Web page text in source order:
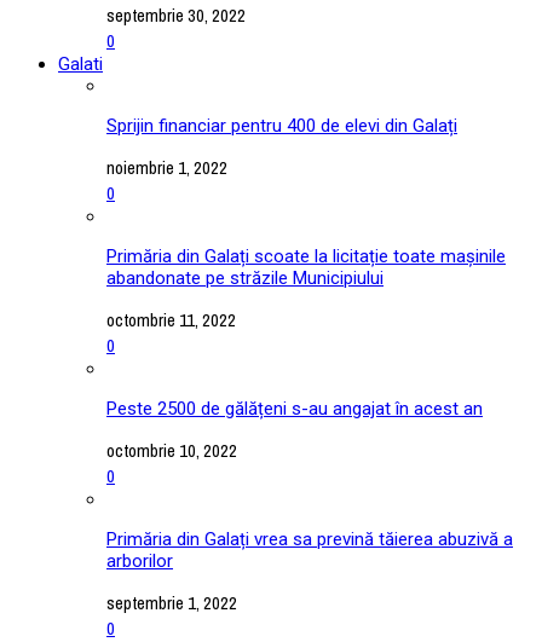
septembrie 30, 2022
0
Galati
Sprijin financiar pentru 400 de elevi din Galați
noiembrie 1, 2022
0
Primăria din Galați scoate la licitație toate mașinile
abandonate pe străzile Municipiului
octombrie 11, 2022
0
Peste 2500 de gălățeni s-au angajat în acest an
octombrie 10, 2022
0
Primăria din Galați vrea sa prevină tăierea abuzivă a
arborilor
septembrie 1, 2022
0